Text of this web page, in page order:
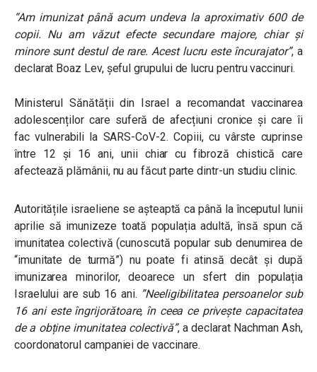
“Am imunizat până acum undeva la aproximativ 600 de
copii. Nu am văzut efecte secundare majore, chiar și
minore sunt destul de rare. Acest lucru este încurajator”, a
declarat Boaz Lev, șeful grupului de lucru pentru vaccinuri.
Ministerul Sănătății din Israel a recomandat vaccinarea
adolescenților care suferă de afecțiuni cronice și care îi
fac vulnerabili la SARS-CoV-2. Copiii, cu vârste cuprinse
între 12 și 16 ani, unii chiar cu fibroză chistică care
afectează plămânii, nu au făcut parte dintr-un studiu clinic.
Autoritățile israeliene se așteaptă ca până la începutul lunii
aprilie să imunizeze toată populația adultă, însă spun că
imunitatea colectivă (cunoscută popular sub denumirea de
“imunitate de turmă”) nu poate fi atinsă decât și după
imunizarea minorilor, deoarece un sfert din populația
Israelului are sub 16 ani. ”Neeligibilitatea persoanelor sub
16 ani este îngrijorătoare, în ceea ce privește capacitatea
de a obține imunitatea colectivă”, a declarat Nachman Ash,
coordonatorul campaniei de vaccinare.